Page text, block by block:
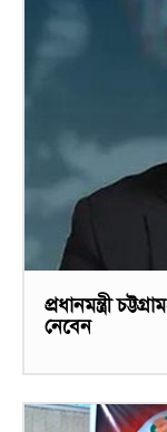
প্রধানমন্ত্রী
নেবেন